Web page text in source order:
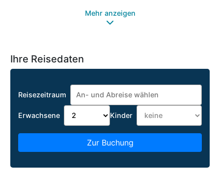
Mehr anzeigen
Ihre Reisedaten
Reisezeitraum
Erwachsene Kinder
Zur Buchung